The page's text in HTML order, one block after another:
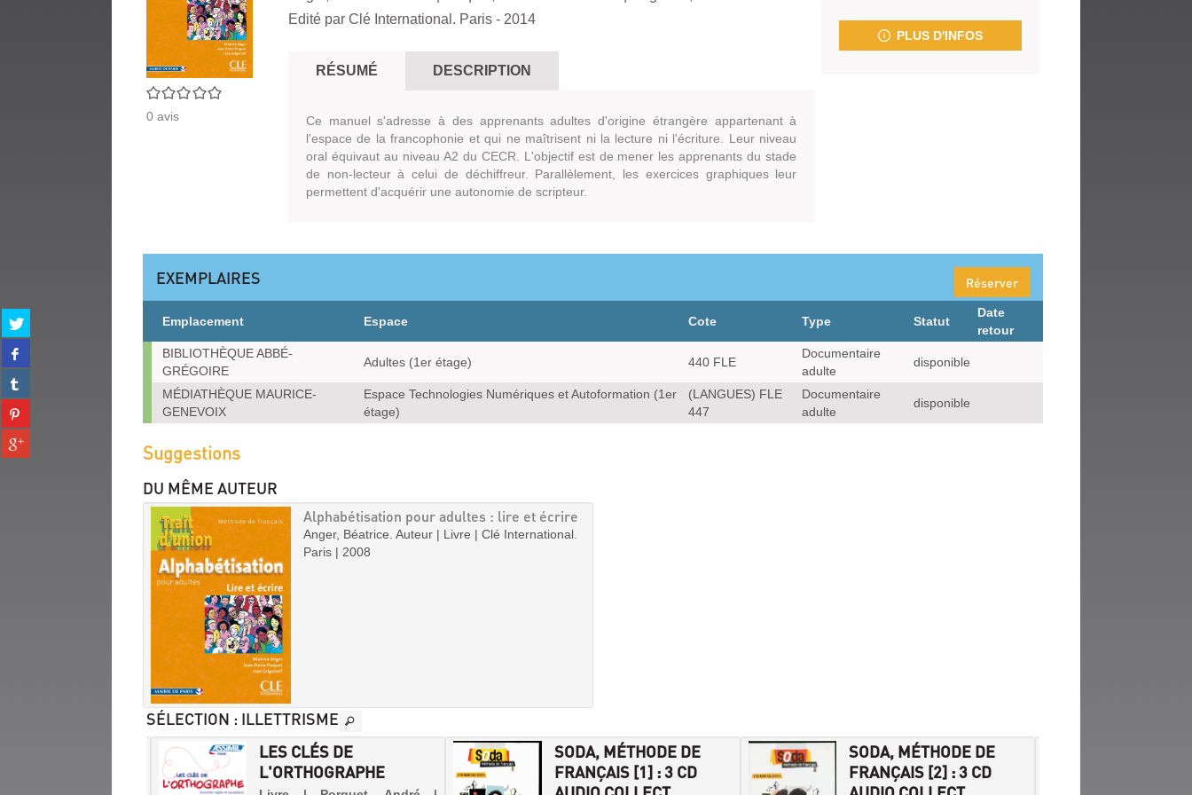
Partager
sur
twitter
(Nouvelle
fenêtre)
Partager
sur
facebook
(Nouvelle
fenêtre)
Partager
sur
tumblr
(Nouvelle
fenêtre)
Partager
sur
pinterest
(Nouvelle
Partager
sur
0/5
0 avis
Edité par Clé International. Paris - 2014
RÉSUMÉ DESCRIPTION
Ce manuel s'adresse à des apprenants adultes d'origine étrangère appartenant à
l'espace de la francophonie et qui ne maîtrisent ni la lecture ni l'écriture. Leur niveau
oral équivaut au niveau A2 du CECR. L'objectif est de mener les apprenants du stade
de non-lecteur à celui de déchiffreur. Parallèlement, les exercices graphiques leur
permettent d'acquérir une autonomie de scripteur.
PLUS D'INFOS
EXEMPLAIRES Réserver
Exemplaires
Emplacement Espace Cote Type Statut
Date
retour
BIBLIOTHÈQUE ABBÉ-
GRÉGOIRE
Adultes (1er étage) 440 FLE
Documentaire
adulte
disponible
MÉDIATHÈQUE MAURICE-
GENEVOIX
Espace Technologies Numériques et Autoformation (1er
étage)
(LANGUES) FLE
447
Documentaire
adulte
disponible
Suggestions
DU MÊME AUTEUR
Alphabétisation pour adultes : lire et écrire
Anger, Béatrice. Auteur | Livre | Clé International.
Paris | 2008
SÉLECTION : ILLETTRISME
SODA, MÉTHODE DE
FRANÇAIS [1] : 3 CD
SODA, MÉTHODE DE
FRANÇAIS [2] : 3 CD
LES CLÉS DE
L'ORTHOGRAPHE